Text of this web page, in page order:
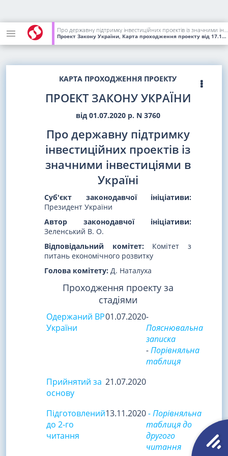
Про державну підтримку інвестиційних проектів із значними інвестиціями в Україні
Проект Закону України, Карта проходження проекту від 17.12.2020
КАРТА ПРОХОДЖЕННЯ ПРОЕКТУ
ПРОЕКТ ЗАКОНУ УКРАЇНИ
від 01.07.2020 р. N 3760
Про державну підтримку
інвестиційних проектів із
значними інвестиціями в
Україні
Суб'єкт законодавчої ініціативи:
Президент України
Автор законодавчої ініціативи:
Зеленський В. О.
Відповідальний комітет:Комітет з
питань економічного розвитку
Голова комітету: Д. Наталуха
Проходження проекту за
стадіями
Одержаний ВР
України
01.07.2020-
Пояснювальна
записка
-Порівняльна
таблиця
Прийнятий за
основу
21.07.2020
Підготовлений
до 2-го
читання
13.11.2020- Порівняльна
таблиця до
другого
читання